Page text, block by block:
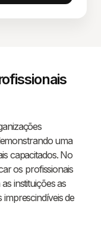
uma
capacitados. No
os profissionais
instituições as
de